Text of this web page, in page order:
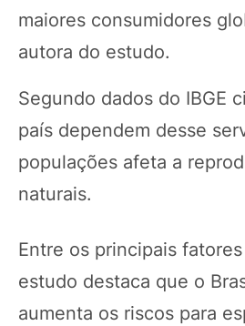
maiores consumidores
autora do estudo.
Segundo dados do IBGE
país dependem desse
populações afeta a
naturais.
Entre os principais
estudo destaca que o
aumenta os riscos para